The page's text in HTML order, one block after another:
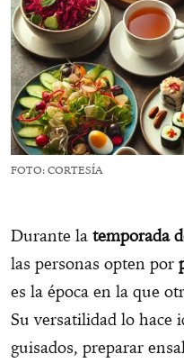
FOTO: CORTESÍA
Durante la temporada
las personas opten por
es la época en la que
Su versatilidad lo hace
guisados, preparar